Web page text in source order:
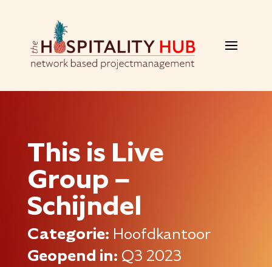
This is Live
Group –
Schijndel
Categorie: Hoofdkantoor
Geopend in: Q3 2023